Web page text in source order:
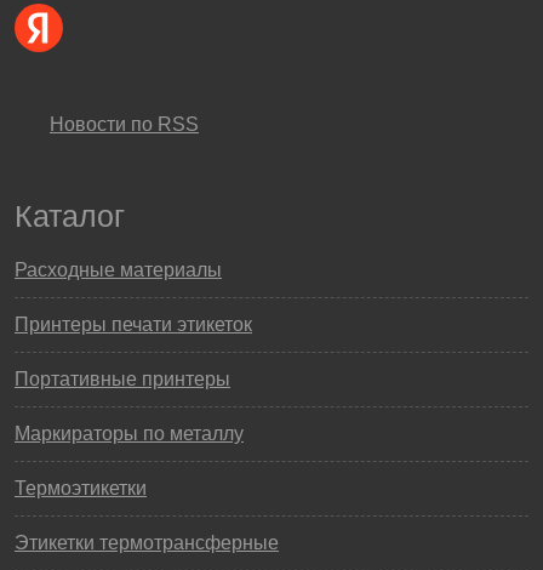
Новости по RSS
Каталог
Расходные материалы
Принтеры печати этикеток
Портативные принтеры
Маркираторы по металлу
Термоэтикетки
Этикетки термотрансферные